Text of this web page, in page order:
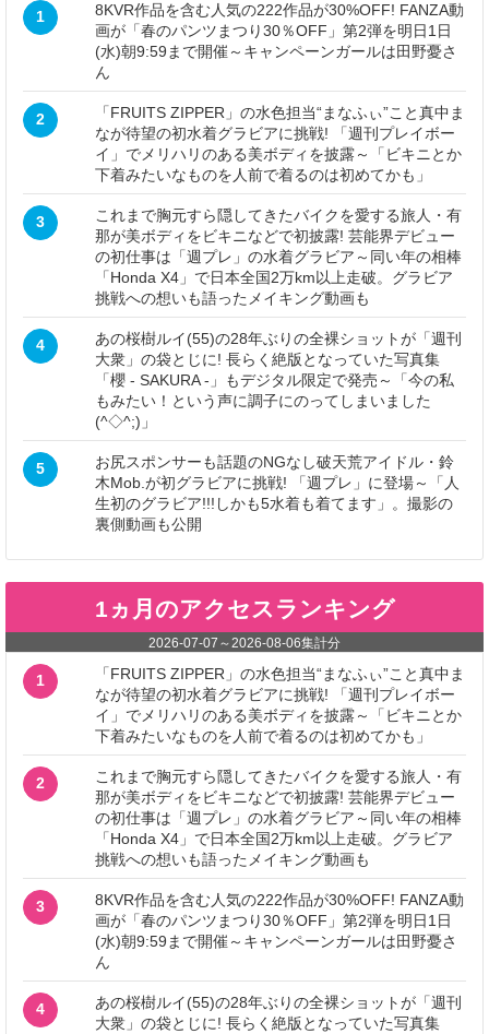
1
8KVR作品を含む人気の222作品が30%OFF! FANZA動
画が「春のパンツまつり30％OFF」第2弾を明日1日
(水)朝9:59まで開催～キャンペーンガールは田野憂さ
ん
2
「FRUITS ZIPPER」の水色担当“まなふぃ”こと真中ま
なが待望の初水着グラビアに挑戦! 「週刊プレイボー
イ」でメリハリのある美ボディを披露～「ビキニとか
下着みたいなものを人前で着るのは初めてかも」
3
これまで胸元すら隠してきたバイクを愛する旅人・有
那が美ボディをビキニなどで初披露! 芸能界デビュー
の初仕事は「週プレ」の水着グラビア～同い年の相棒
「Honda X4」で日本全国2万km以上走破。グラビア
挑戦への想いも語ったメイキング動画も
4
あの桜樹ルイ(55)の28年ぶりの全裸ショットが「週刊
大衆」の袋とじに! 長らく絶版となっていた写真集
「櫻 - SAKURA -」もデジタル限定で発売～「今の私
もみたい！という声に調子にのってしまいました
(^◇^;)」
5
お尻スポンサーも話題のNGなし破天荒アイドル・鈴
木Mob.が初グラビアに挑戦! 「週プレ」に登場～「人
生初のグラビア!!!しかも5水着も着てます」。撮影の
裏側動画も公開
1ヵ月のアクセスランキング
2026-07-07 ～2026-08-06集計分
1
「FRUITS ZIPPER」の水色担当“まなふぃ”こと真中ま
なが待望の初水着グラビアに挑戦! 「週刊プレイボー
イ」でメリハリのある美ボディを披露～「ビキニとか
下着みたいなものを人前で着るのは初めてかも」
2
これまで胸元すら隠してきたバイクを愛する旅人・有
那が美ボディをビキニなどで初披露! 芸能界デビュー
の初仕事は「週プレ」の水着グラビア～同い年の相棒
「Honda X4」で日本全国2万km以上走破。グラビア
挑戦への想いも語ったメイキング動画も
3
8KVR作品を含む人気の222作品が30%OFF! FANZA動
画が「春のパンツまつり30％OFF」第2弾を明日1日
(水)朝9:59まで開催～キャンペーンガールは田野憂さ
ん
4
あの桜樹ルイ(55)の28年ぶりの全裸ショットが「週刊
大衆」の袋とじに! 長らく絶版となっていた写真集